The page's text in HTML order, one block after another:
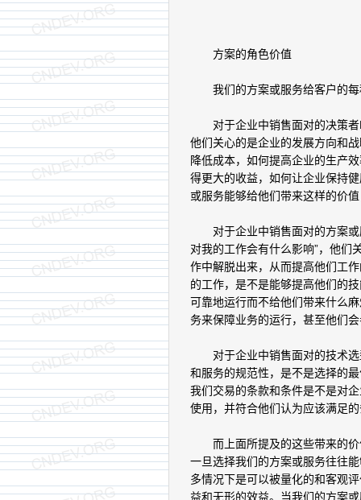
方案的角色价值
我们的方案或服务给客户的每
对于企业中销售面对的决策者
他们关心的是企业的发展方向和
降低成本，如何提高企业的生产
得更大的收益，如何让企业保持
或服务能够给他们带来这样的价
对于企业中销售面对的方案或
对我的工作会有什么影响”，他们
作中解脱出来，从而提高他们工
的工作，是不是能够提高他们的
可靠地运行而不给他们带来什么
务来保障业务的运行，甚至他们
对于企业中销售面对的技术选
和服务的规范性，是不是选择的
我们交易的条款和条件是不是对
使用，并符合他们认为应该满足
而上面所提及的这些带来的价
一旦选择我们的方案或服务往往
多情况下是可以被量化的和客观
益和无形的效益。当我们的方案